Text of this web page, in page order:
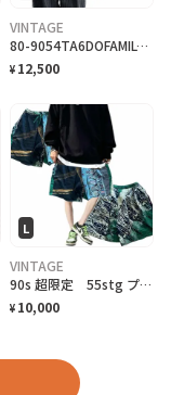
VINTAGE
80-9054TA6DOFAMILY JAPANMADE 丈短コットンJKT
¥ 12,500
L
VINTAGE
90s 超限定 55stg プロダクトSUVIN COTTON crazyHP
¥ 10,000